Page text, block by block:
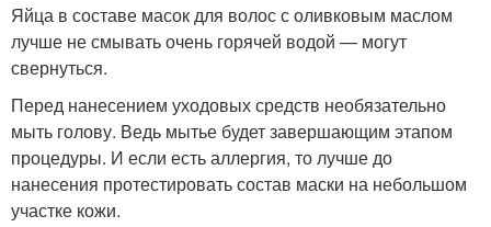
Яйца в составе масок для волос с оливковым маслом
лучше не смывать очень горячей водой — могут
свернуться.
Перед нанесением уходовых средств необязательно
мыть голову. Ведь мытье будет завершающим этапом
процедуры. И если есть аллергия, то лучше до
нанесения протестировать состав маски на небольшом
участке кожи.